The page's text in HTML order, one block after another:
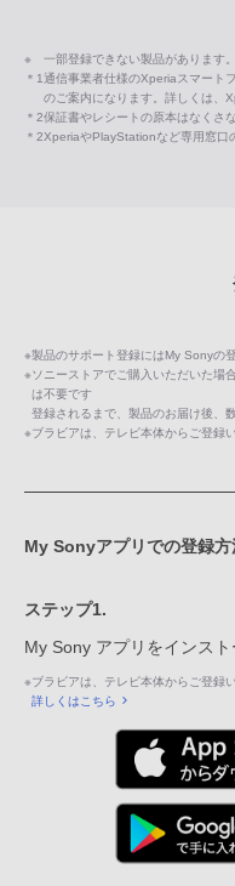
※ 一部登録できない製品があります。
＊1通信事業者仕様のXperiaスマート
のご案内になります。詳しくは、
＊2保証書やレシートの原本はなくさ
＊2XperiaやPlayStationなど専用窓口
※製品のサポート登録にはMy Sonyの
※ソニーストアでご購入いただいた場
は不要です
登録されるまで、製品のお届け後、
※ブラビアは、テレビ本体からご登録
My Sonyアプリでの登録方
ステップ1.
My Sony アプリをインスト
※ブラビアは、テレビ本体からご登録
詳しくはこちら